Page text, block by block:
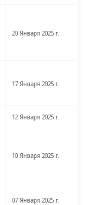
20 Января 2025 г.
17 Января 2025 г.
12 Января 2025 г.
10 Января 2025 г.
07 Января 2025 г.